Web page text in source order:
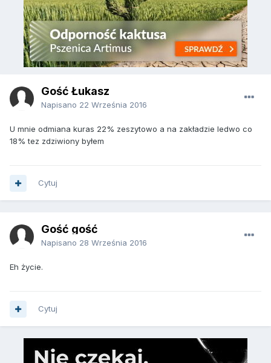
Gość Łukasz
Napisano 22 Września 2016
U mnie odmiana kuras 22% zeszytowo a na zakładzie ledwo co
18% tez zdziwiony byłem
Cytuj
Gość gość
Napisano 28 Września 2016
Eh życie.
Cytuj